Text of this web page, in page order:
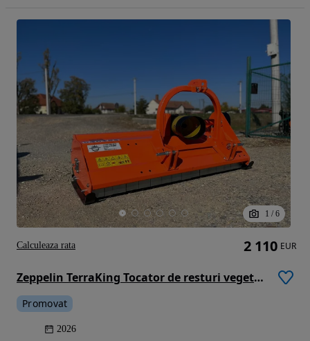
1 / 6
Zeppelin TerraKing Tocator de resturi vegetale Atacama 1.25/1.55/1.75
Promovat
2026
2 110 EUR
Calculeaza rata